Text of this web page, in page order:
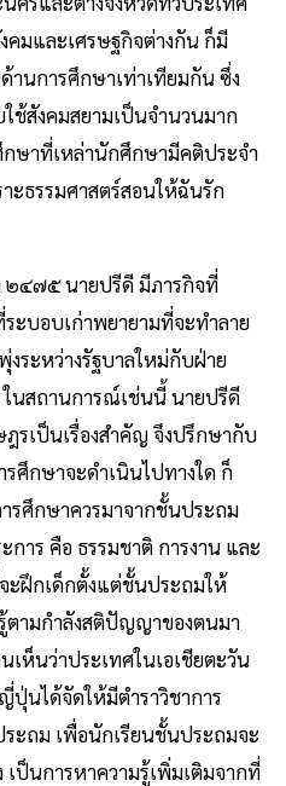
คมและเศรษฐกิจต่างกัน ก็มี
านการศึกษาเท่าเทียมกัน ซึ่ง
สังคมสยามเป็นจำนวนมาก
ษาที่เหล่านักศึกษามีคติประจำ
ะธรรมศาสตร์สอนให้ฉันรัก
๒๔๗๕ นายปรีดี มีภารกิจที่
ะบอบเก่าพยายามที่จะทำลาย
ระหว่างรัฐบาลใหม่กับฝ่าย
นสถานการณ์เช่นนี้ นายปรีดี
ฎรเป็นเรื่องสำคัญ จึงปรึกษากับ
ศึกษาจะดำเนินไปทางใด ก็
รศึกษาควรมาจากชั้นประถม
าร คือ ธรรมชาติ การงาน และ
ะฝึกเด็กตั้งแต่ชั้นประถมให้
ตามกำลังสติปัญญาของตนมา
ห็นว่าประเทศในเอเชียตะวัน
ปุ่นได้จัดให้มีตำราวิชาการ
ะถม เพื่อนักเรียนชั้นประถมจะ
เป็นการหาความรู้เพิ่มเติมจากที่